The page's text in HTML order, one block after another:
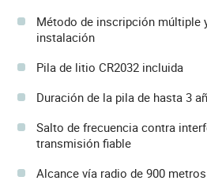
Método de inscripción múltiple
instalación
Pila de litio CR2032 incluida
Duración de la pila de hasta 3
Salto de frecuencia contra
transmisión fiable
Alcance vía radio de